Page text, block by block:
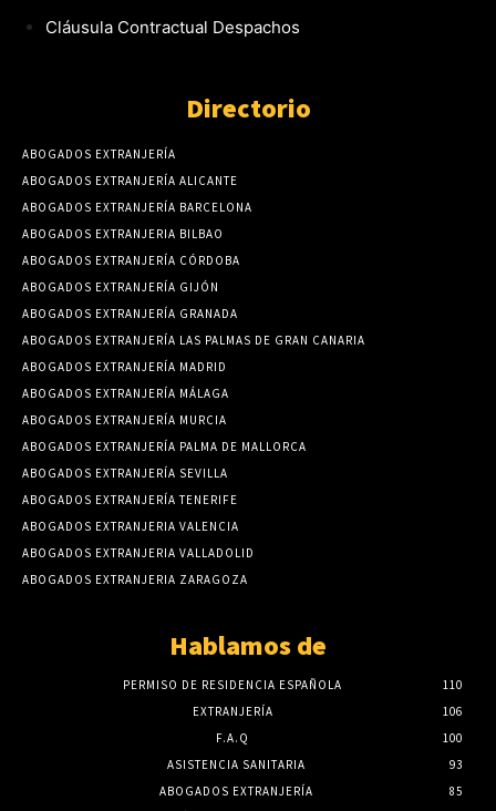
Cláusula Contractual Despachos
Directorio
ABOGADOS EXTRANJERÍA
ABOGADOS EXTRANJERÍA ALICANTE
ABOGADOS EXTRANJERÍA BARCELONA
ABOGADOS EXTRANJERIA BILBAO
ABOGADOS EXTRANJERÍA CÓRDOBA
ABOGADOS EXTRANJERÍA GIJÓN
ABOGADOS EXTRANJERÍA GRANADA
ABOGADOS EXTRANJERÍA LAS PALMAS DE GRAN CANARIA
ABOGADOS EXTRANJERÍA MADRID
ABOGADOS EXTRANJERÍA MÁLAGA
ABOGADOS EXTRANJERÍA MURCIA
ABOGADOS EXTRANJERÍA PALMA DE MALLORCA
ABOGADOS EXTRANJERÍA SEVILLA
ABOGADOS EXTRANJERÍA TENERIFE
ABOGADOS EXTRANJERIA VALENCIA
ABOGADOS EXTRANJERIA VALLADOLID
ABOGADOS EXTRANJERIA ZARAGOZA
Hablamos de
PERMISO DE RESIDENCIA ESPAÑOLA
110
EXTRANJERÍA
106
F.A.Q
100
ASISTENCIA SANITARIA
93
ABOGADOS EXTRANJERÍA
85